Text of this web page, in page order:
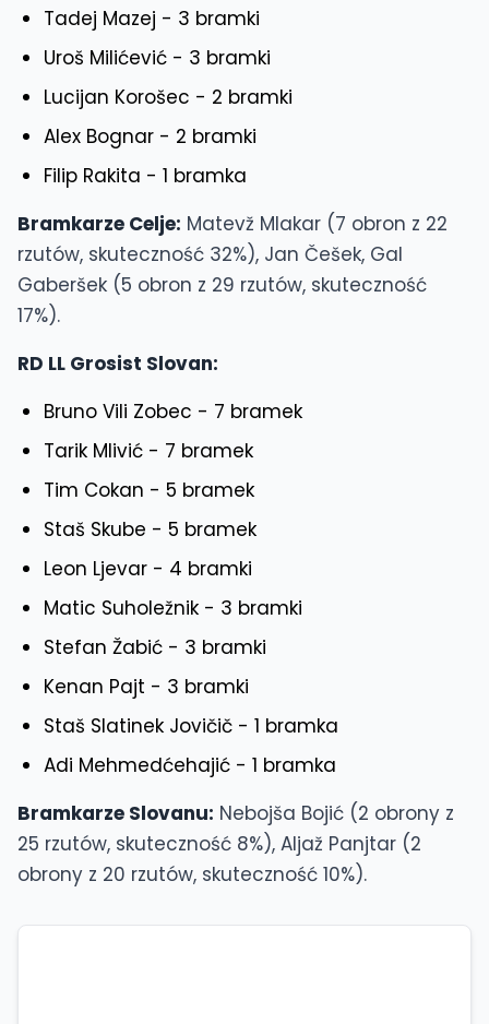
Tadej Mazej - 3 bramki
Uroš Milićević - 3 bramki
Lucijan Korošec - 2 bramki
Alex Bognar - 2 bramki
Filip Rakita - 1 bramka
Bramkarze Celje: Matevž Mlakar (7 obron z 22
rzutów, skuteczność 32%), Jan Češek, Gal
Gaberšek (5 obron z 29 rzutów, skuteczność
17%).
RD LL Grosist Slovan:
Bruno Vili Zobec - 7 bramek
Tarik Mlivić - 7 bramek
Tim Cokan - 5 bramek
Staš Skube - 5 bramek
Leon Ljevar - 4 bramki
Matic Suholežnik - 3 bramki
Stefan Žabić - 3 bramki
Kenan Pajt - 3 bramki
Staš Slatinek Jovičič - 1 bramka
Adi Mehmedćehajić - 1 bramka
Bramkarze Slovanu: Nebojša Bojić (2 obrony z
25 rzutów, skuteczność 8%), Aljaž Panjtar (2
obrony z 20 rzutów, skuteczność 10%).